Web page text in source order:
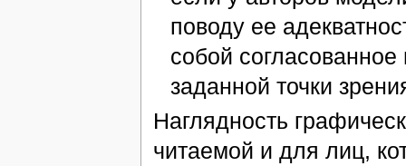
поводу ее
собой
заданной точки
Наглядность
читаемой и для лиц,